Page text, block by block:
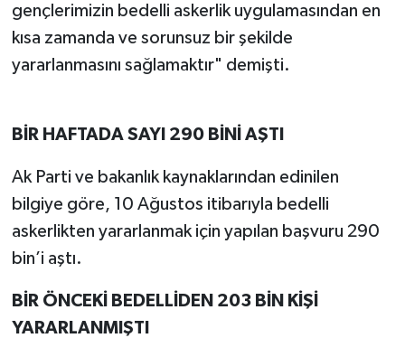
gençlerimizin bedelli askerlik uygulamasından en
kısa zamanda ve sorunsuz bir şekilde
yararlanmasını sağlamaktır" demişti.
BİR HAFTADA SAYI 290 BİNİ AŞTI
Ak Parti ve bakanlık kaynaklarından edinilen
bilgiye göre, 10 Ağustos itibarıyla bedelli
askerlikten yararlanmak için yapılan başvuru 290
bin’i aştı.
BİR ÖNCEKİ BEDELLİDEN 203 BİN KİŞİ
YARARLANMIŞTI